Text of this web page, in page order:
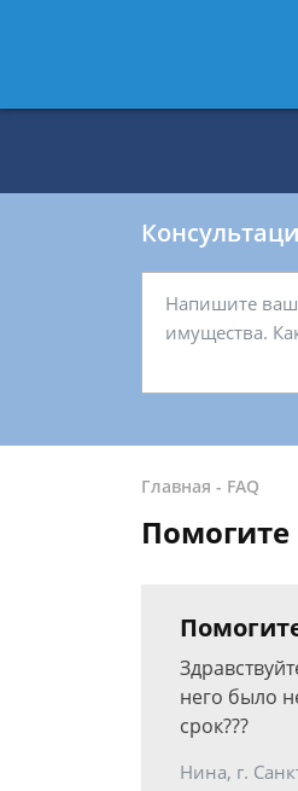
Главная - FAQ
него было
срок???
Нина, г.